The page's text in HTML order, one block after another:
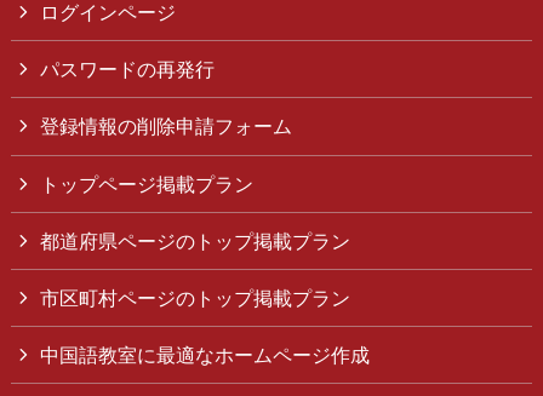
ログインページ
パスワードの再発行
登録情報の削除申請フォーム
トップページ掲載プラン
都道府県ページのトップ掲載プラン
市区町村ページのトップ掲載プラン
中国語教室に最適なホームページ作成